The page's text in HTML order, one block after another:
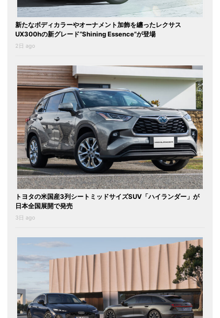
新たなボディカラーやオーナメント加飾を纏ったレクサス
UX300hの新グレード“Shining Essence”が登場
2日 ago
トヨタの米国産3列シートミッドサイズSUV「ハイランダー」が
日本全国展開で発売
3日 ago